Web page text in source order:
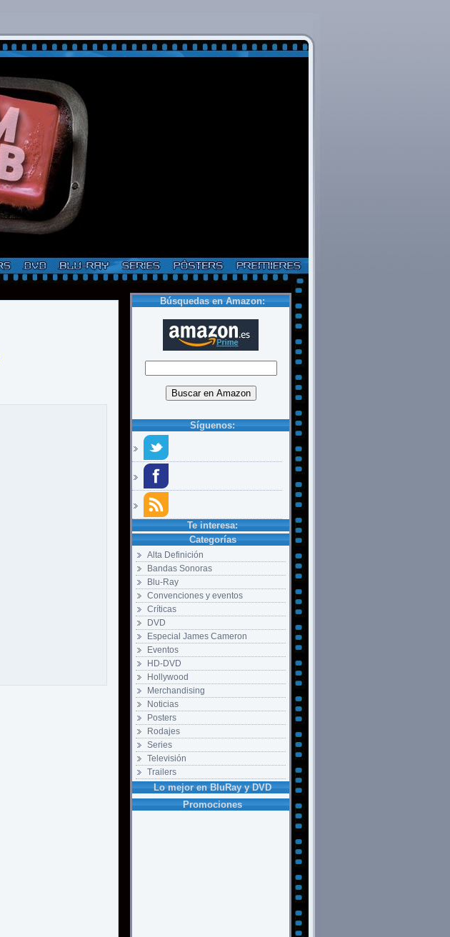
Búsquedas en Amazon:
Síguenos:
Te interesa:
Categorías
Alta Definición
Bandas Sonoras
Blu-Ray
Convenciones y eventos
Críticas
DVD
Especial James Cameron
Eventos
HD-DVD
Hollywood
Merchandising
Noticias
Posters
Rodajes
Series
Televisión
Trailers
Lo mejor en BluRay y DVD
Promociones